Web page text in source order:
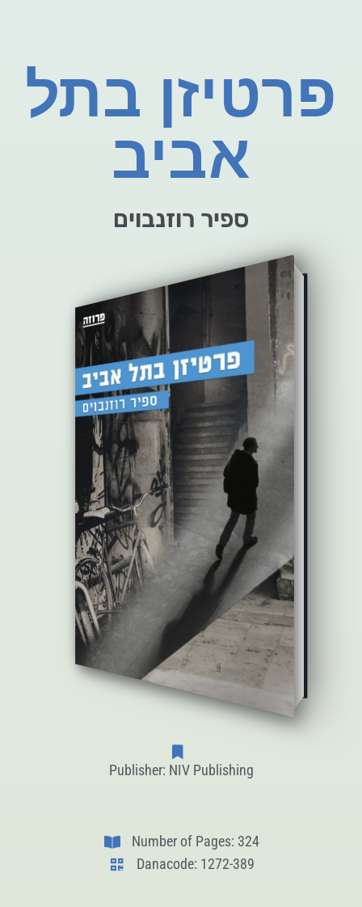
פרטיזן בתל
אביב
ספיר רוזנבוים
Publisher: NIV Publishing
Number of Pages: 324
Danacode: 1272-389